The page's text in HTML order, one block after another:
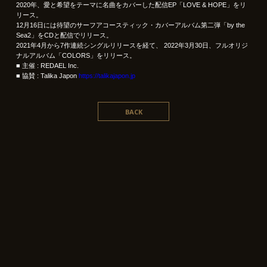
2020年、愛と希望をテーマに名曲をカバーした配信EP「LOVE & HOPE」をリ
リース。
12月16日には待望のサーフアコースティック・カバーアルバム第二弾「by the
Sea2」をCDと配信でリリース。
2021年4月から7作連続シングルリリースを経て、 2022年3月30日、フルオリジ
ナルアルバム「COLORS」をリリース。
■ 主催 : REDAEL Inc.
■ 協賛 : Talika Japon https://talikajapon.jp
BACK